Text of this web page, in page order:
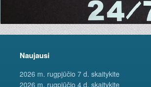
Naujausi
2026 m. rugpjūčio 7 d. skaitykite
2026 m. rugpjūčio 4 d. skaitykite